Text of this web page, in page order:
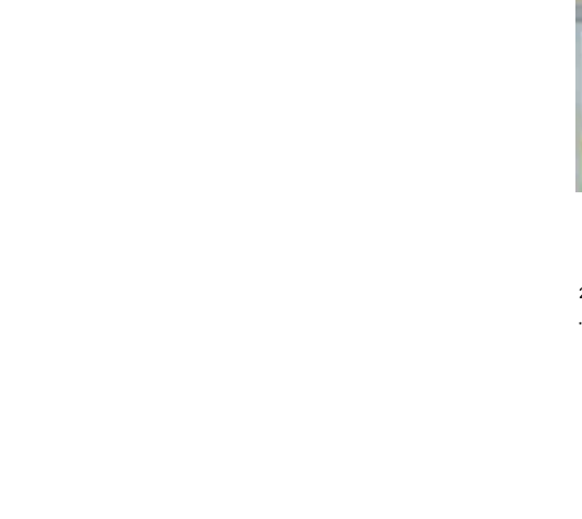
סנטימטרים, טמפרטורת המים 29 מעלות. ים סוף יהיה נוח עם גלים בגובה 20-40